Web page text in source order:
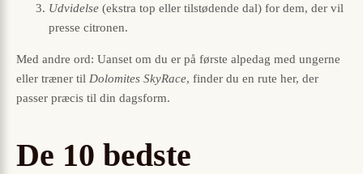
Udvidelse (ekstra top eller tilstødende dal) for dem, der vil
presse citronen.
Med andre ord: Uanset om du er på første alpedag med ungerne
eller træner til Dolomites SkyRace, finder du en rute her, der
passer præcis til din dagsform.
De 10 bedste